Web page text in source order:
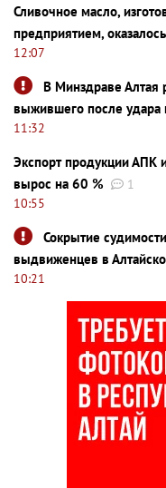
Сливочное масло,
предприятием,
12:07
В Минздраве Алтая
выжившего после
11:32
Экспорт продукции АПК
вырос на 60 %
1
10:55
Сокрытие
выдвиженцев в
10:21